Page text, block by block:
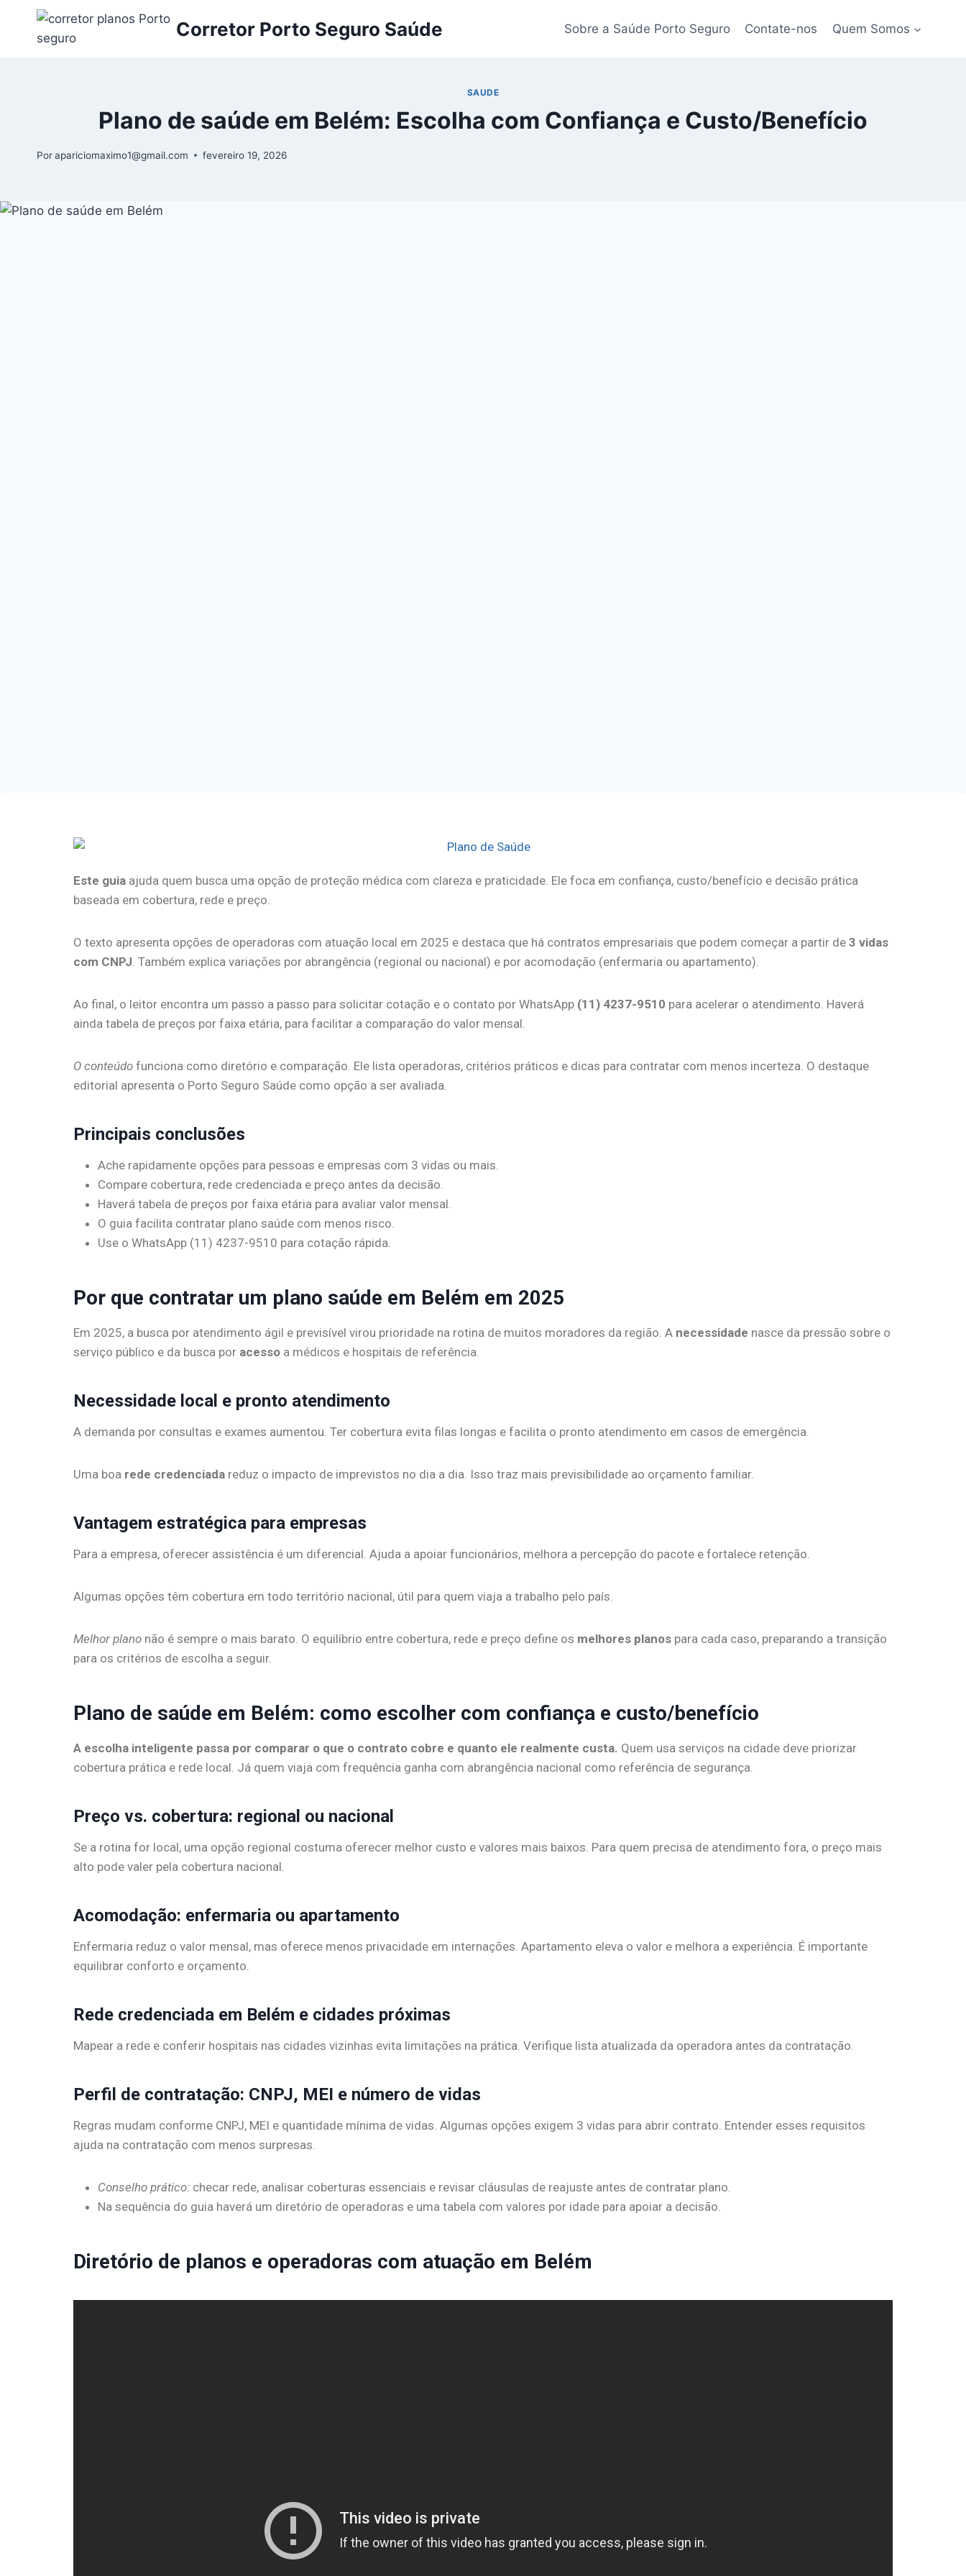
Corretor Porto Seguro Saúde Sobre a Saúde Porto Seguro Contate-nos Quem Somos
SAUDE
Plano de saúde em Belém: Escolha com Confiança e Custo/Benefício
Porapariciomaximo1@gmail.com fevereiro 19, 2026
Este guia ajuda quem busca uma opção de proteção médica com clareza e praticidade. Ele foca em confiança, custo/benefício e decisão prática
baseada em cobertura, rede e preço.
O texto apresenta opções de operadoras com atuação local em 2025 e destaca que há contratos empresariais que podem começar a partir de 3 vidas
com CNPJ . Também explica variações por abrangência (regional ou nacional) e por acomodação (enfermaria ou apartamento).
Ao final, o leitor encontra um passo a passo para solicitar cotação e o contato por WhatsApp (11) 4237-9510 para acelerar o atendimento. Haverá
ainda tabela de preços por faixa etária, para facilitar a comparação do valor mensal.
O conteúdo funciona como diretório e comparação. Ele lista operadoras, critérios práticos e dicas para contratar com menos incerteza. O destaque
editorial apresenta o Porto Seguro Saúde como opção a ser avaliada.
Principais conclusões
Ache rapidamente opções para pessoas e empresas com 3 vidas ou mais.
Compare cobertura, rede credenciada e preço antes da decisão.
Haverá tabela de preços por faixa etária para avaliar valor mensal.
O guia facilita contratar plano saúde com menos risco.
Use o WhatsApp (11) 4237-9510 para cotação rápida.
Por que contratar um plano saúde em Belém em 2025
Em 2025, a busca por atendimento ágil e previsível virou prioridade na rotina de muitos moradores da região. A necessidade nasce da pressão sobre o
serviço público e da busca por acesso a médicos e hospitais de referência.
Necessidade local e pronto atendimento
A demanda por consultas e exames aumentou. Ter cobertura evita filas longas e facilita o pronto atendimento em casos de emergência.
Uma boa rede credenciada reduz o impacto de imprevistos no dia a dia. Isso traz mais previsibilidade ao orçamento familiar.
Vantagem estratégica para empresas
Para a empresa, oferecer assistência é um diferencial. Ajuda a apoiar funcionários, melhora a percepção do pacote e fortalece retenção.
Algumas opções têm cobertura em todo território nacional, útil para quem viaja a trabalho pelo país.
Melhor plano não é sempre o mais barato. O equilíbrio entre cobertura, rede e preço define os melhores planos para cada caso, preparando a transição
para os critérios de escolha a seguir.
Plano de saúde em Belém: como escolher com confiança e custo/benefício
A escolha inteligente passa por comparar o que o contrato cobre e quanto ele realmente custa. Quem usa serviços na cidade deve priorizar
cobertura prática e rede local. Já quem viaja com frequência ganha com abrangência nacional como referência de segurança.
Preço vs. cobertura: regional ou nacional
Se a rotina for local, uma opção regional costuma oferecer melhor custo e valores mais baixos. Para quem precisa de atendimento fora, o preço mais
alto pode valer pela cobertura nacional.
Acomodação: enfermaria ou apartamento
Enfermaria reduz o valor mensal, mas oferece menos privacidade em internações. Apartamento eleva o valor e melhora a experiência. É importante
equilibrar conforto e orçamento.
Rede credenciada em Belém e cidades próximas
Mapear a rede e conferir hospitais nas cidades vizinhas evita limitações na prática. Verifique lista atualizada da operadora antes da contratação.
Perfil de contratação: CNPJ, MEI e número de vidas
Regras mudam conforme CNPJ, MEI e quantidade mínima de vidas. Algumas opções exigem 3 vidas para abrir contrato. Entender esses requisitos
ajuda na contratação com menos surpresas.
Conselho prático: checar rede, analisar coberturas essenciais e revisar cláusulas de reajuste antes de contratar plano.
Na sequência do guia haverá um diretório de operadoras e uma tabela com valores por idade para apoiar a decisão.
Diretório de planos e operadoras com atuação em Belém